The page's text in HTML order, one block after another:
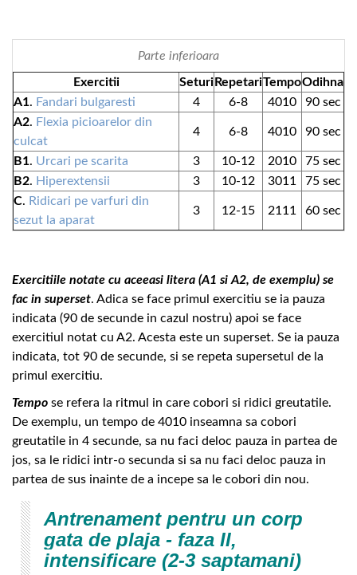
Parte inferioara
Exercitii Seturi RepetariTempoOdihna
A1. Fandari bulgaresti 4 6-8 4010
90 sec
A2. Flexia picioarelor din
culcat
4 6-8 4010 90 sec
B1. Urcari pe scarita 3 10-12 2010
75 sec
B2. Hiperextensii 3 10-12 3011
75 sec
C. Ridicari pe varfuri din
sezut la aparat
3 12-15 2111 60 sec
Exercitiile notate cu aceeasi litera (A1 si A2, de exemplu) se
fac in superset. Adica se face primul exercitiu se ia pauza
indicata (90 de secunde in cazul nostru) apoi se face
exercitiul notat cu A2. Acesta este un superset. Se ia pauza
indicata, tot 90 de secunde, si se repeta supersetul de la
primul exercitiu.
Tempo se refera la ritmul in care cobori si ridici greutatile.
De exemplu, un tempo de 4010 inseamna sa cobori
greutatile in 4 secunde, sa nu faci deloc pauza in partea de
jos, sa le ridici intr-o secunda si sa nu faci deloc pauza in
partea de sus inainte de a incepe sa le cobori din nou.
Antrenament pentru un corp
gata de plaja - faza II,
intensificare (2-3 saptamani)